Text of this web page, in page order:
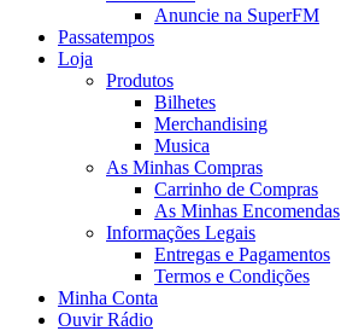
Anuncie na SuperFM
Passatempos
Loja
Produtos
Bilhetes
Merchandising
Musica
As Minhas Compras
Carrinho de Compras
As Minhas Encomendas
Informações Legais
Entregas e Pagamentos
Termos e Condições
Minha Conta
Ouvir Rádio